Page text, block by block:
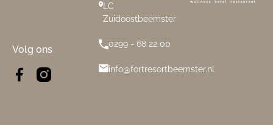
Volg ons
LC
Zuidoostbeemster
0299 - 68 22 00
info@fortresortbeemster.nl